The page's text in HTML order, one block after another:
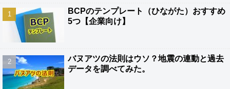
BCPのテンプレート（ひながた）おすすめ
5つ【企業向け】
バヌアツの法則はウソ？地震の連動と過去
データを調べてみた。